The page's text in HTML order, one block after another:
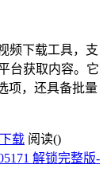
频下载工具，支
台获取内容。它
项，还具备批量
载 阅读()